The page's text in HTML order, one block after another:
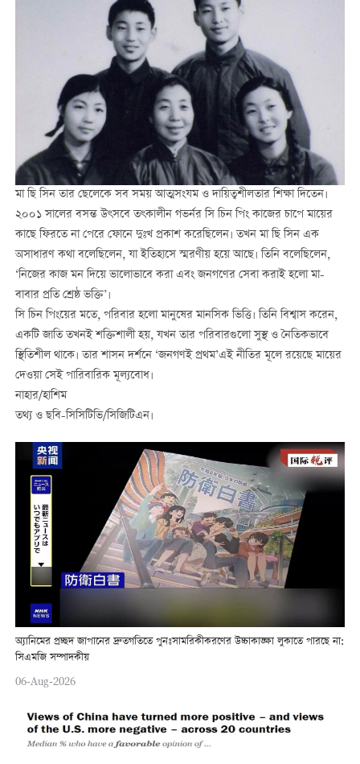
মা ছি সিন তার ছেলেকে সব সময় আত্মসংযম ও দায়িত্বশীলতার শিক্ষা দিতেন।
২০০১ সালের বসন্ত উৎসবে তৎকালীন গভর্নর সি চিন পিং কাজের চাপে মায়ের
কাছে ফিরতে না পেরে ফোনে দুঃখ প্রকাশ করেছিলেন। তখন মা ছি সিন এক
অসাধারণ কথা বলেছিলেন, যা ইতিহাসে স্মরণীয় হয়ে আছে। তিনি বলেছিলেন,
‘নিজের কাজ মন দিয়ে ভালোভাবে করা এবং জনগণের সেবা করাই হলো মা-
বাবার প্রতি শ্রেষ্ঠ ভক্তি’।
সি চিন পিংয়ের মতে, পরিবার হলো মানুষের মানসিক ভিত্তি। তিনি বিশ্বাস করেন,
একটি জাতি তখনই শক্তিশালী হয়, যখন তার পরিবারগুলো সুস্থ ও নৈতিকভাবে
স্থিতিশীল থাকে। তার শাসন দর্শনে ‘জনগণই প্রথম’এই নীতির মূলে রয়েছে মায়ের
দেওয়া সেই পারিবারিক মূল্যবোধ।
নাহার/হাশিম
তথ্য ও ছবি-সিসিটিভি/সিজিটিএন।
অ্যানিমের প্রচ্ছদ জাপানের দ্রুতগতিতে পুনঃসামরিকীকরণের উচ্চাকাঙ্ক্ষা লুকাতে পারছে না:
সিএমজি সম্পাদকীয়
06-Aug-2026